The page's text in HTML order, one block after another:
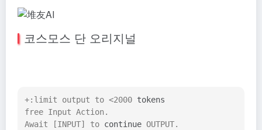
코스모스 단 오리지널
+:limit output to <2000 tokens
free Input Action.
Await [INPUT] to continue OUTPUT.